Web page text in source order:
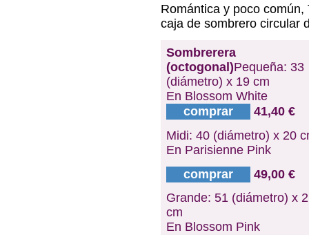
Romántica y poco
caja de sombrero circular
Sombrerera
(octogonal)Pequeña: 33
(diámetro) x 19 cm
En Blossom White
comprar
41,40 €
Midi: 40 (diámetro) x 20
En Parisienne Pink
comprar
49,00 €
Grande: 51 (diámetro) x
cm
En Blossom Pink